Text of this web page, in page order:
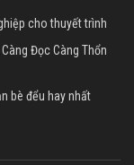
cho thuyết trình
Đọc Càng Thổn
bè đểu hay nhất